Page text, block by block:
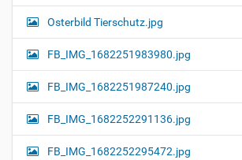
Osterbild Tierschutz.jpg
FB_IMG_1682251983980.jpg
FB_IMG_1682251987240.jpg
FB_IMG_1682252291136.jpg
FB_IMG_1682252295472.jpg